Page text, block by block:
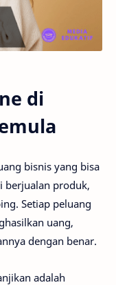
di
bisnis yang bisa
berjualan produk,
Setiap peluang
uang,
dengan benar.
adalah